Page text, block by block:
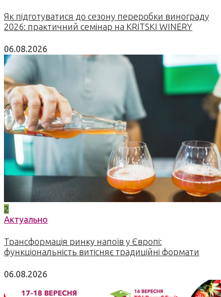
Як підготуватися до сезону переробки винограду
2026: практичний семінар на KRITSKI WINERY
06.08.2026
2
Актуально
Трансформація ринку напоїв у Європі:
функціональність витісняє традиційні формати
06.08.2026